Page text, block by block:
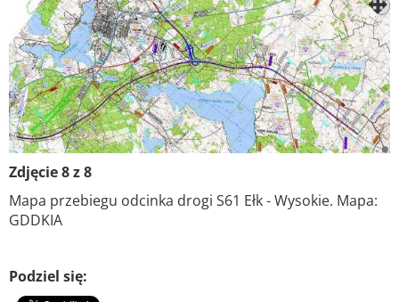
Zdjęcie 8 z 8
Mapa przebiegu odcinka drogi S61 Ełk - Wysokie. Mapa:
GDDKIA
Podziel się: